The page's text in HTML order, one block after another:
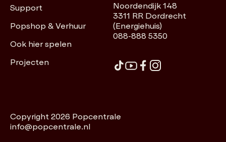
Support
Popshop & Verhuur
Ook hier spelen
Projecten
Noordendijk 148
3311 RR Dordrecht
(Energiehuis)
088-888 5350
Copyright 2026 Popcentrale
info@popcentrale.nl